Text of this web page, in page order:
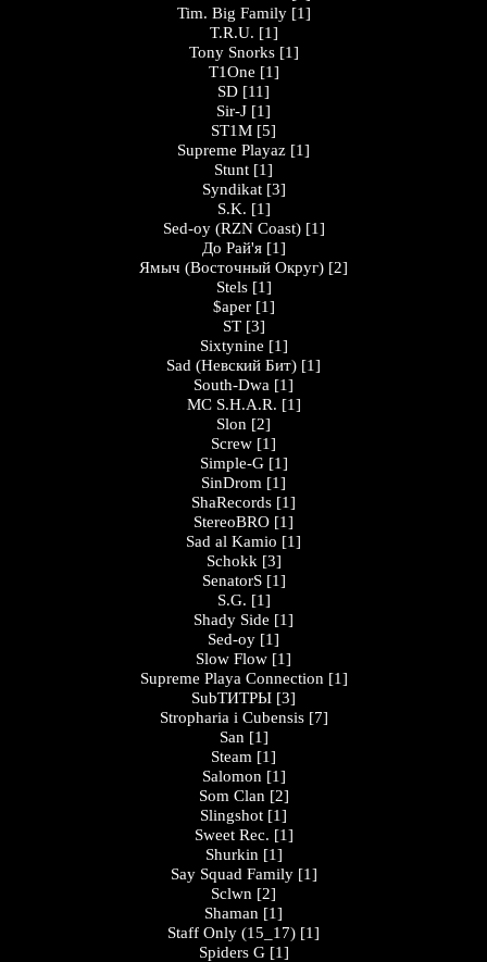
Tim. Big Family [1]
T.R.U. [1]
Tony Snorks [1]
T1One [1]
SD [11]
Sir-J [1]
ST1M [5]
Supreme Playaz [1]
Stunt [1]
Syndikat [3]
S.K. [1]
Sed-oy (RZN Coast) [1]
До Рай'я [1]
Ямыч (Восточный Округ) [2]
Stels [1]
$aper [1]
ST [3]
Sixtynine [1]
Sad (Невский Бит) [1]
South-Dwa [1]
MC S.H.A.R. [1]
Slon [2]
Screw [1]
Simple-G [1]
SinDrom [1]
ShaRecords [1]
StereoBRO [1]
Sad al Kamio [1]
Schokk [3]
SenatorS [1]
S.G. [1]
Shady Side [1]
Sed-oy [1]
Slow Flow [1]
Supreme Playa Connection [1]
SubТИТРЫ [3]
Stropharia i Cubensis [7]
San [1]
Steam [1]
Salomon [1]
Som Clan [2]
Slingshot [1]
Sweet Rec. [1]
Shurkin [1]
Say Squad Family [1]
Sclwn [2]
Shaman [1]
Staff Only (15_17) [1]
Spiders G [1]